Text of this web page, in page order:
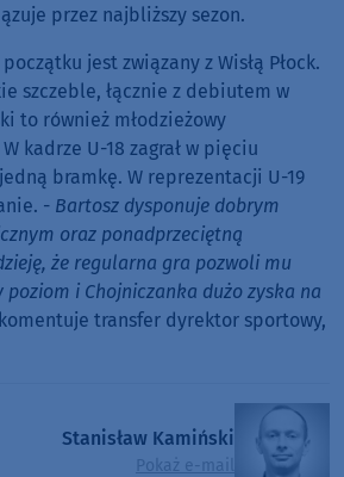
przez najbliższy sezon.
jest związany z Wisłą Płock.
szczeble, łącznie z debiutem w
to również młodzieżowy
kadrze U-18 zagrał w pięciu
bramkę. W reprezentacji U-19
- Bartosz dysponuje dobrym
oraz ponadprzeciętną
że regularna gra pozwoli mu
poziom i Chojniczanka dużo zyska na
komentuje transfer dyrektor sportowy,
Stanisław Kamiński
Pokaż e-mail